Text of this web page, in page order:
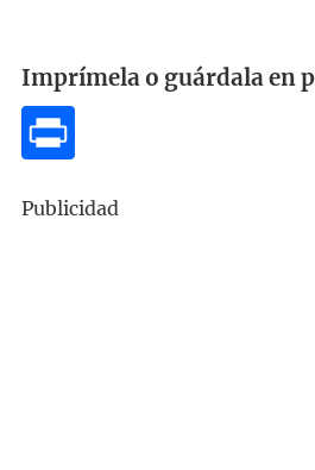
Imprímela o guárdala en
Publicidad